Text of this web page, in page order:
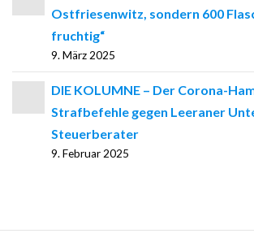
Ostfriesenwitz, sondern 600
fruchtig“
9. März 2025
DIE KOLUMNE – Der Corona-
Strafbefehle gegen Leeraner
Steuerberater
9. Februar 2025